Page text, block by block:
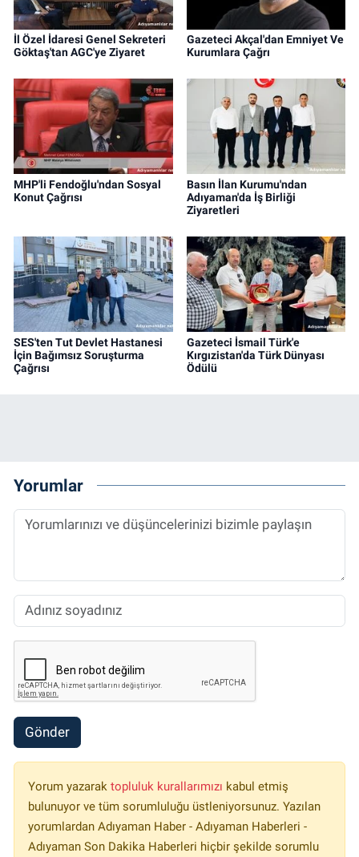
İl Özel İdaresi Genel Sekreteri
Göktaş'tan AGC'ye Ziyaret
Gazeteci Akçal'dan Emniyet Ve
Kurumlara Çağrı
MHP'li Fendoğlu'ndan Sosyal
Konut Çağrısı
Basın İlan Kurumu'ndan
Adıyaman'da İş Birliği
Ziyaretleri
SES'ten Tut Devlet Hastanesi
İçin Bağımsız Soruşturma
Çağrısı
Gazeteci İsmail Türk'e
Kırgızistan'da Türk Dünyası
Ödülü
Yorumlar
Gönder
Yorum yazarak topluluk kurallarımızı kabul etmiş
bulunuyor ve tüm sorumluluğu üstleniyorsunuz. Yazılan
yorumlardan Adıyaman Haber - Adıyaman Haberleri -
Adıyaman Son Dakika Haberleri hiçbir şekilde sorumlu